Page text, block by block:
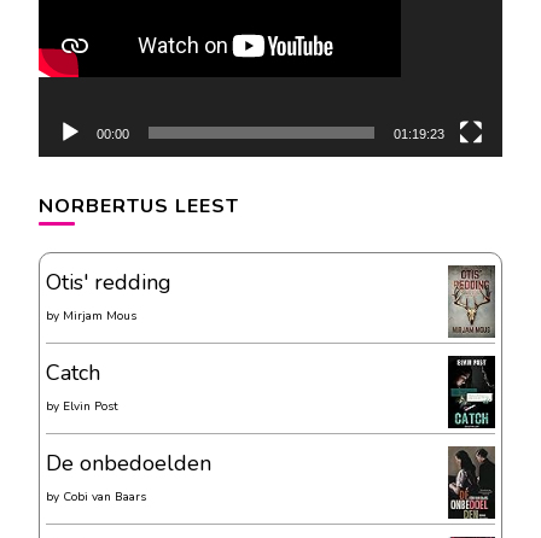
00:00 01:19:23
NORBERTUS LEEST
Otis' redding
by Mirjam Mous
Catch
by Elvin Post
De onbedoelden
by Cobi van Baars